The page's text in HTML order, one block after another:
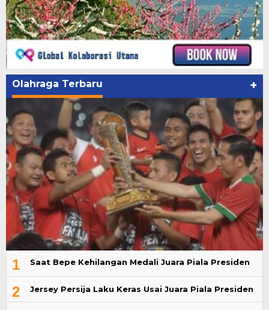
Olahraga Terbaru +
1 Saat Bepe Kehilangan Medali Juara Piala Presiden
2 Jersey Persija Laku Keras Usai Juara Piala Presiden